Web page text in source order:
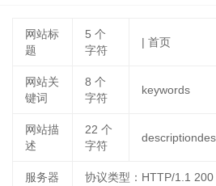
网站标
题
5 个
字符
| 首页
网站关
键词
8 个
字符
keywords
网站描
述
22 个
字符
服务器
协议类型：HTTP/1.1